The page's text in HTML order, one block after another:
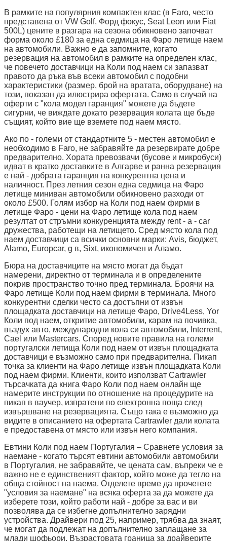
В рамките на популярния компактен клас (в Faro, често
представена от VW Golf, Форд фокус, Seat Leon или Fiat
500L) цените в разгара на сезона обикновено започват
форма около £180 за една седмица на Фаро летище наем
на автомобили. Важно е да запомните, когато
резервация на автомобил в рамките на определен клас,
че повечето доставчици на Коли под наем си запазват
правото да ръка във всеки автомобил с подобни
характеристики (размер, брой на вратата, оборудване) на
този, показан да илюстрира офертата. Само в случай на
оферти с "кола модел гаранция" можете да бъдете
сигурни, че виждате докато резервация колата ще бъде
същият, който вие ще вземете под наем място.
Ако по - големи от стандартните 5 - местен автомобил е
необходимо в Faro, не забравяйте да резервирате добре
предварително. Хората превозвачи (бусове и микробуси)
идват в кратко доставките в Алгарве и ранна резервация
е най - добрата гаранция на конкурентна цена и
наличност. През летния сезон една седмица на Фаро
летище миниван автомобили обикновено разходи от
около £500. Голям избор на Коли под наем фирми в
летище Фаро - цени на Фаро летище кола под наем
резултат от стръмни конкуренцията между rent - a - car
дружества, работещи на летището. Сред място кола под
наем доставчици са всички основни марки: Avis, бюджет,
Alamo, Europcar, g в, Sixt, икономичен и Аламо.
Бюра на доставчиците на място могат да бъдат
намерени, директно от терминала и в определените
покрив пространство точно пред терминала. Броячи на
Фаро летище Коли под наем фирми в терминала. Много
конкурентни сделки често са достъпни от извън
площадката доставчици на летище Фаро, Drive4Less, Yor
Коли под наем, откритие автомобили, карам на почивка,
въздух авто, международни кола си автомобили, Interrent,
Cael или Mastercars. Според новите правила на големи
португалски летища Коли под наем от извън площадката
доставчици е възможно само при предварителна. Пикап
точка за клиенти на Фаро летище извън площадката Коли
под наем фирми. Клиенти, които използват Cartrawler
търсачката да книга Фаро Коли под наем онлайн ще
намерите инструкции по отношение на процедурите на
пикап в ваучер, изпратени по електронна поща след
извършване на резервацията. Също така е възможно да
видите в описанието на офертата Cartrawler дали колата
е предоставена от място или извън него компания.
Евтини Коли под наем Португалия – Сравнете условия за
наемане - когато търсят евтини автомобили автомобили
в Португалия, не забравяйте, че цената сам, въпреки че е
важно не е единственият фактор, който може да тегло на
обща стойност на наема. Отделете време да прочетете
"условия за наемане" на всяка оферта за да можете да
изберете този, който работи най - добре за вас и ви
позволява да се избегне допълнително зарядни
устройства. Драйвери под 25, например, трябва да знаят,
че могат да подлежат на допълнително заплащане за
млади шофьори. Възрастовата граница за драйверите